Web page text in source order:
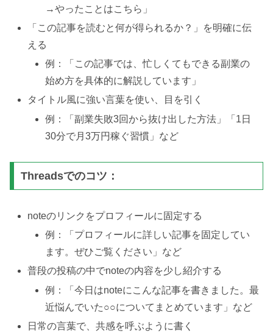
→やったことはこちら」
「この記事を読むと何が得られるか？」を明確に伝
える
例：「この記事では、忙しくてもできる副業の
始め方を具体的に解説しています」
タイトル風に強い言葉を使い、目を引く
例：「副業失敗3回から抜け出した方法」「1日
30分で月3万円稼ぐ習慣」など
Threadsでのコツ：
noteのリンクをプロフィールに固定する
例：「プロフィールに詳しい記事を固定してい
ます。ぜひご覧ください」など
普段の投稿の中でnoteの内容を少し紹介する
例：「今日はnoteにこんな記事を書きました。最
近悩んでいた○○についてまとめています」など
日常の言葉で、共感を呼ぶように書く